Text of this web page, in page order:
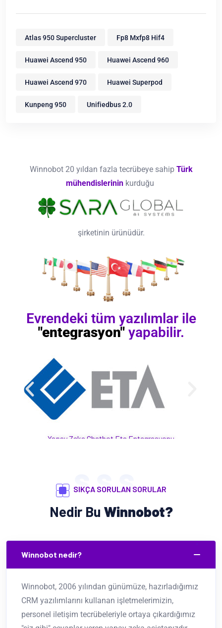
Atlas 950 Supercluster Fp8 Mxfp8 Hif4
Huawei Ascend 950 Huawei Ascend 960
Huawei Ascend 970 Huawei Superpod
Kunpeng 950 Unifiedbus 2.0
Winnobot 20 yıldan fazla tecrübeye sahip Türk
mühendislerinin kurduğu
şirketinin ürünüdür.
Evrendeki tüm yazılımlar ile
"entegrasyon" yapabilir.
Yapay Zeka Chatbot Eta Entegrasyonu
S.S.S.
SIKÇA SORULAN SORULAR
Nedir Bu Winnobot?
Winnobot nedir?
Winnobot, 2006 yılından günümüze, hazırladığımız
CRM yazılımlarını kullanan işletmelerimizin,
personel iletişim tecrübeleriyle ortaya çıkardığımız